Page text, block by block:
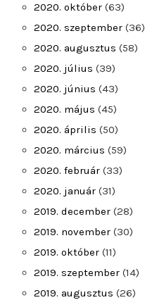
2020. október (63)
2020. szeptember (36)
2020. augusztus (58)
2020. július (39)
2020. június (43)
2020. május (45)
2020. április (50)
2020. március (59)
2020. február (33)
2020. január (31)
2019. december (28)
2019. november (30)
2019. október (11)
2019. szeptember (14)
2019. augusztus (26)